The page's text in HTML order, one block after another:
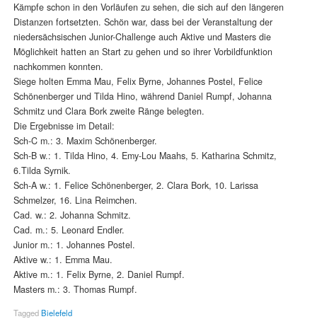
Kämpfe schon in den Vorläufen zu sehen, die sich auf den längeren
Distanzen fortsetzten. Schön war, dass bei der Veranstaltung der
niedersächsischen Junior-Challenge auch Aktive und Masters die
Möglichkeit hatten an Start zu gehen und so ihrer Vorbildfunktion
nachkommen konnten.
Siege holten Emma Mau, Felix Byrne, Johannes Postel, Felice
Schönenberger und Tilda Hino, während Daniel Rumpf, Johanna
Schmitz und Clara Bork zweite Ränge belegten.
Die Ergebnisse im Detail:
Sch-C m.: 3. Maxim Schönenberger.
Sch-B w.: 1. Tilda Hino, 4. Emy-Lou Maahs, 5. Katharina Schmitz,
6.Tilda Syrnik.
Sch-A w.: 1. Felice Schönenberger, 2. Clara Bork, 10. Larissa
Schmelzer, 16. Lina Reimchen.
Cad. w.: 2. Johanna Schmitz.
Cad. m.: 5. Leonard Endler.
Junior m.: 1. Johannes Postel.
Aktive w.: 1. Emma Mau.
Aktive m.: 1. Felix Byrne, 2. Daniel Rumpf.
Masters m.: 3. Thomas Rumpf.
TaggedBielefeld